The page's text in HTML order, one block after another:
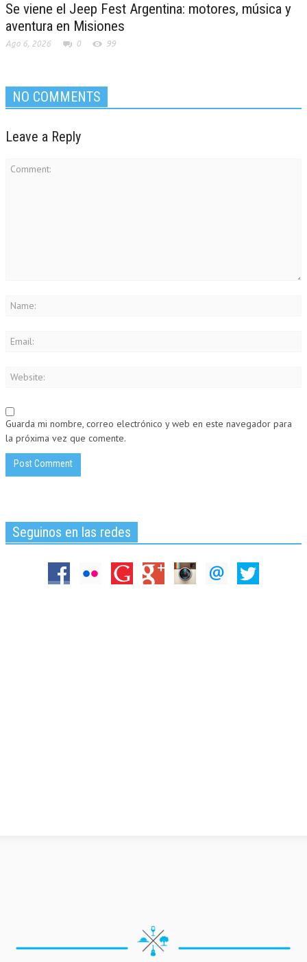
Se viene el Jeep Fest Argentina: motores, música y
aventura en Misiones
Ago 6, 2026 0 99
NO COMMENTS
Leave a Reply
Guarda mi nombre, correo electrónico y web en este navegador para
la próxima vez que comente.
Seguinos en las redes